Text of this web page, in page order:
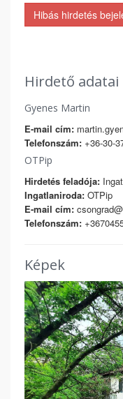
Hibás hirdetés
Hirdető adatai
Gyenes Martin
E-mail cím:
Telefonszám: +36-30-
OTPip
Hirdetés feladója:
Ingatlaniroda: OTPip
E-mail cím:
Telefonszám:
Képek